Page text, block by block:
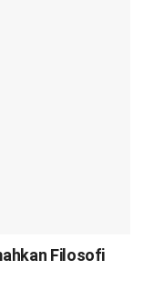
Filosofi